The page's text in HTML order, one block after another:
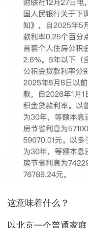
这意味着什么？
以北京一个普通家